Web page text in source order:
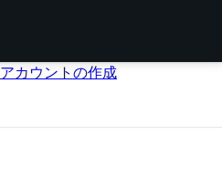
アカウントの作成